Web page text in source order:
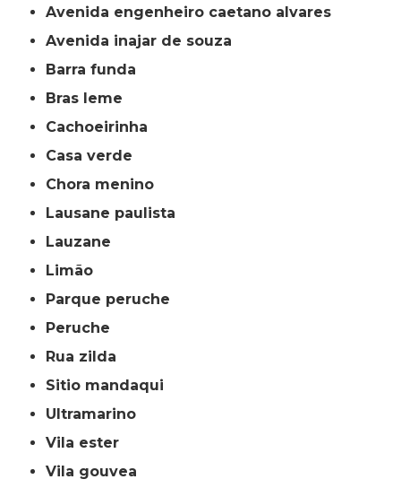
avenida engenheiro caetano alvares
avenida inajar de souza
barra funda
bras leme
cachoeirinha
casa verde
chora menino
lausane paulista
lauzane
limão
parque peruche
peruche
rua zilda
sitio mandaqui
ultramarino
vila ester
vila gouvea